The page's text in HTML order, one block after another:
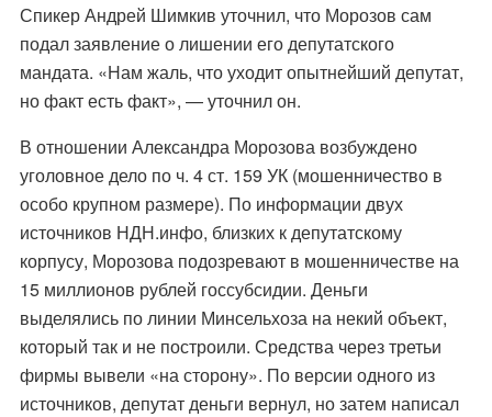
Спикер Андрей Шимкив уточнил, что Морозов сам
подал заявление о лишении его депутатского
мандата. «Нам жаль, что уходит опытнейший депутат,
но факт есть факт», — уточнил он.
В отношении Александра Морозова возбуждено
уголовное делопо ч. 4 ст. 159 УК (мошенничество в
особо крупном размере). По информации двух
источников НДН.инфо, близких к депутатскому
корпусу, Морозова подозревают в мошенничестве на
15 миллионов рублей госсубсидии. Деньги
выделялись по линии Минсельхоза на некий объект,
который так и не построили. Средства через третьи
фирмы вывели «на сторону». По версии одного из
источников, депутат деньги вернул, но затем написал